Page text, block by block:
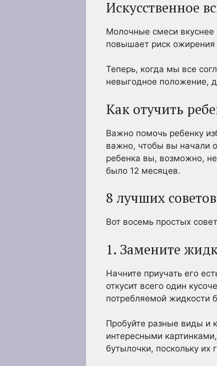
Искусственное
Молочные смеси вкуснее
повышает риск
Теперь, когда мы все
невыгодное положение,
Как отучить
Важно помочь ребенку
важно, чтобы вы начали
ребенка вы, возможно,
было 12 месяцев.
8 лучших
Вот восемь простых
1. Замените
Начните приучать его
откусит всего один
потребляемой жидкости
Пробуйте разные виды и
интересными
бутылочки, поскольку их